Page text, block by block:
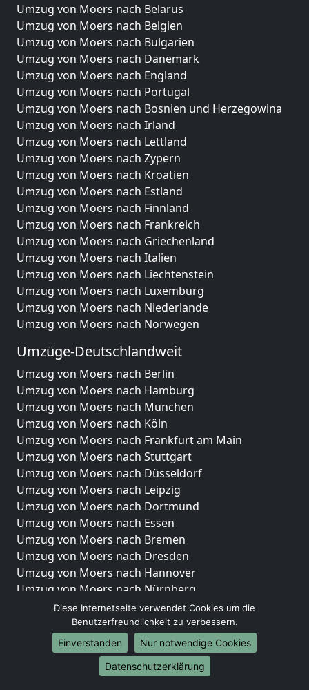
Umzug von Moers nach Belarus
Umzug von Moers nach Belgien
Umzug von Moers nach Bulgarien
Umzug von Moers nach Dänemark
Umzug von Moers nach England
Umzug von Moers nach Portugal
Umzug von Moers nach Bosnien und Herzegowina
Umzug von Moers nach Irland
Umzug von Moers nach Lettland
Umzug von Moers nach Zypern
Umzug von Moers nach Kroatien
Umzug von Moers nach Estland
Umzug von Moers nach Finnland
Umzug von Moers nach Frankreich
Umzug von Moers nach Griechenland
Umzug von Moers nach Italien
Umzug von Moers nach Liechtenstein
Umzug von Moers nach Luxemburg
Umzug von Moers nach Niederlande
Umzug von Moers nach Norwegen
Umzüge-Deutschlandweit
Umzug von Moers nach Berlin
Umzug von Moers nach Hamburg
Umzug von Moers nach München
Umzug von Moers nach Köln
Umzug von Moers nach Frankfurt am Main
Umzug von Moers nach Stuttgart
Umzug von Moers nach Düsseldorf
Umzug von Moers nach Leipzig
Umzug von Moers nach Dortmund
Umzug von Moers nach Essen
Umzug von Moers nach Bremen
Umzug von Moers nach Dresden
Umzug von Moers nach Hannover
Umzug von Moers nach Nürnberg
Umzug von Moers nach Duisburg
Umzug von Moers nach Bochum
Umzug von Moers nach Wuppertal
Umzug von Moers nach Bielefeld
Umzug von Moers nach Bonn
Diese Internetseite verwendet Cookies um die
Benutzerfreundlichkeit zu verbessern.
Einverstanden
Nur notwendige Cookies
Datenschutzerklärung